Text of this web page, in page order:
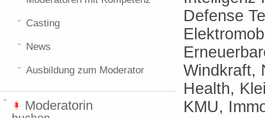
Defense
Windkraft,
Health,
KMU,
Casting
News
Ausbildung zum Moderator
Moderatorin